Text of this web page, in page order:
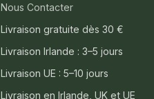
Nous Contacter
Livraison gratuite dès 30 €
Livraison Irlande : 3–5 jours
Livraison UE : 5–10 jours
Livraison en Irlande, UK et UE